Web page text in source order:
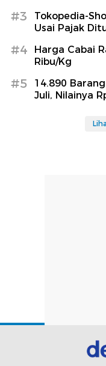
#3
Tokopedia-
Usai Pajak
#4
Harga Cabai
Ribu/Kg
#5
14.890
Juli, Nilainya